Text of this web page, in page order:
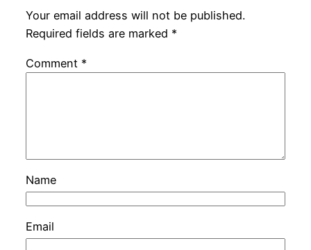
Your email address will not be published.
Required fields are marked *
Comment *
Name
Email